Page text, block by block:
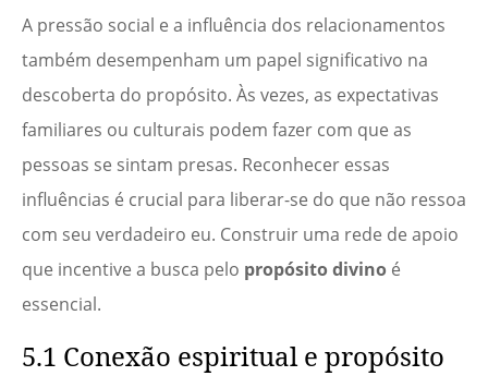
A pressão social e a influência dos relacionamentos
também desempenham um papel significativo na
descoberta do propósito. Às vezes, as expectativas
familiares ou culturais podem fazer com que as
pessoas se sintam presas. Reconhecer essas
influências é crucial para liberar-se do que não ressoa
com seu verdadeiro eu. Construir uma rede de apoio
que incentive a busca pelo propósito divino é
essencial.
5.1 Conexão espiritual e propósito